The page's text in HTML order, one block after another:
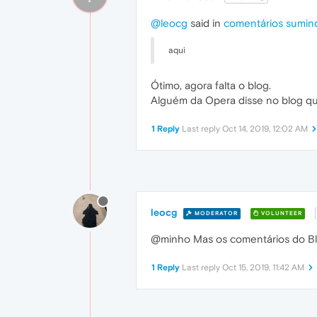
@leocg said in comentários
aqui
Ótimo, agora falta o blog.
Alguém da Opera disse no blog
1 Reply Last reply Oct 14, 2019, 12:02 AM
leocg MODERATOR VOLUNTEER
@minho Mas os comentários do
1 Reply Last reply Oct 15, 2019, 11:42 AM